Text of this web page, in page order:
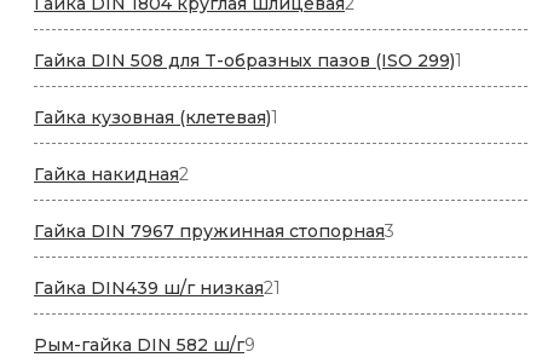
товара
Гайка DIN 508 для T-образных пазов (ISO 299)1
товар
Гайка кузовная (клетевая)1
товар
Гайка накидная2
товара
Гайка DIN 7967 пружинная стопорная3
товара
Гайка DIN439 ш/г низкая21
товар
Рым-гайка DIN 582 ш/г9